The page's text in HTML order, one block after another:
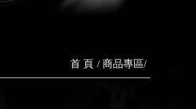
首 頁 商品專區